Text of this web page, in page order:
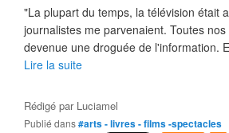
"La plupart du temps, la télévision était
journalistes me parvenaient. Toutes
devenue une droguée de l'information.
Lire la suite
Rédigé par Luciamel
Publié dans#arts - livres - films -spectacles